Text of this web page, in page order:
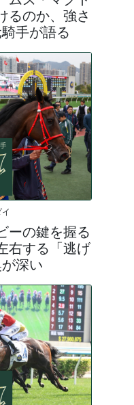
るのか、強さ
手が語る
ーの鍵を握る
右する「逃げ
深い